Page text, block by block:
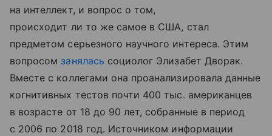
на интеллект, и вопрос о том,
происходит ли то же самое в США, стал
предметом серьезного научного интереса. Этим
вопросом занялась социолог Элизабет Дворак.
Вместе с коллегами она проанализировала данные
когнитивных тестов почти 400 тыс. американцев
в возрасте от 18 до 90 лет, собранные в период
с 2006 по 2018 год. Источником информации